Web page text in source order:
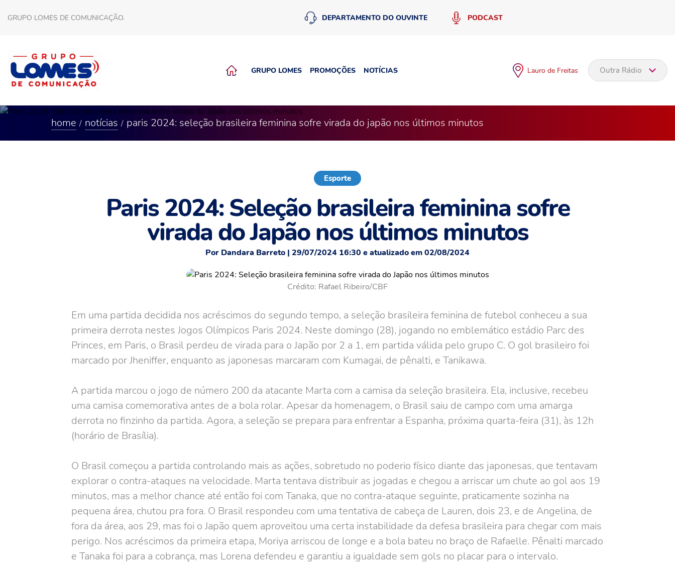
GRUPO LOMES DE COMUNICAÇÃO. DEPARTAMENTO DO OUVINTE PODCAST
GRUPO LOMES PROMOÇÕES NOTÍCIAS Lauro de Freitas Outra Rádio
home notícias paris 2024: seleção brasileira feminina sofre virada do japão nos últimos minutos
Esporte
Paris 2024: Seleção brasileira feminina sofre
virada do Japão nos últimos minutos
Por Dandara Barreto | 29/07/2024 16:30 e atualizado em 02/08/2024
Crédito: Rafael Ribeiro/CBF
Em uma partida decidida nos acréscimos do segundo tempo, a seleção brasileira feminina de futebol conheceu a sua
primeira derrota nestes Jogos Olímpicos Paris 2024. Neste domingo (28), jogando no emblemático estádio Parc des
Princes, em Paris, o Brasil perdeu de virada para o Japão por 2 a 1, em partida válida pelo grupo C. O gol brasileiro foi
marcado por Jheniffer, enquanto as japonesas marcaram com Kumagai, de pênalti, e Tanikawa.
A partida marcou o jogo de número 200 da atacante Marta com a camisa da seleção brasileira. Ela, inclusive, recebeu
uma camisa comemorativa antes de a bola rolar. Apesar da homenagem, o Brasil saiu de campo com uma amarga
derrota no finzinho da partida. Agora, a seleção se prepara para enfrentar a Espanha, próxima quarta-feira (31), às 12h
(horário de Brasília).
O Brasil começou a partida controlando mais as ações, sobretudo no poderio físico diante das japonesas, que tentavam
explorar o contra-ataques na velocidade. Marta tentava distribuir as jogadas e chegou a arriscar um chute ao gol aos 19
minutos, mas a melhor chance até então foi com Tanaka, que no contra-ataque seguinte, praticamente sozinha na
pequena área, chutou pra fora. O Brasil respondeu com uma tentativa de cabeça de Lauren, dois 23, e de Angelina, de
fora da área, aos 29, mas foi o Japão quem aproveitou uma certa instabilidade da defesa brasileira para chegar com mais
perigo. Nos acréscimos da primeira etapa, Moriya arriscou de longe e a bola bateu no braço de Rafaelle. Pênalti marcado
e Tanaka foi para a cobrança, mas Lorena defendeu e garantiu a igualdade sem gols no placar para o intervalo.